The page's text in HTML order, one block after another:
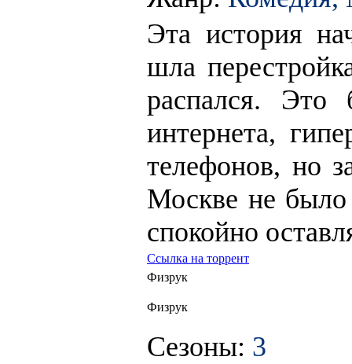
Эта история
шла
распался.
интернета,
телефонов, но
Москве не
спокойно
Ссылка на торрент
Физрук
Физрук
Сезоны: 3